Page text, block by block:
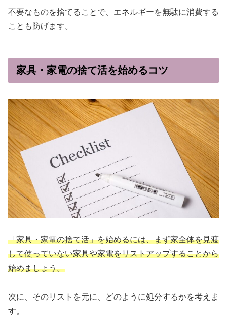
不要なものを捨てることで、エネルギーを無駄に消費する
ことも防げます。
家具・家電の捨て活を始めるコツ
「家具・家電の捨て活」を始めるには、まず家全体を見渡
して使っていない家具や家電をリストアップすることから
始めましょう。
次に、そのリストを元に、どのように処分するかを考えま
す。